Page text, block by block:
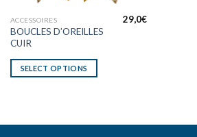
ACCESSOIRES
BOUCLES D’OREILLES
CUIR
29,0€
SELECT OPTIONS